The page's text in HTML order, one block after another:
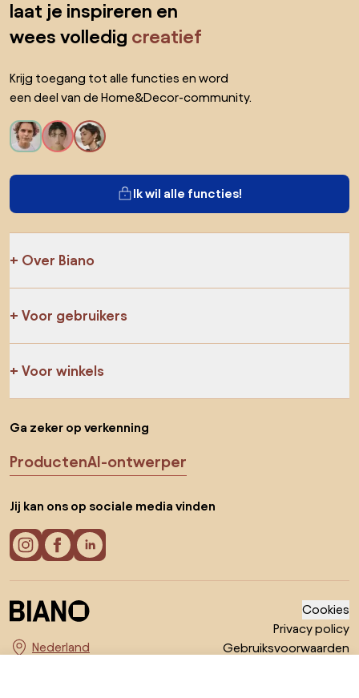
laat je inspireren en
wees volledig creatief
Krijg toegang tot alle functies en word
een deel van de Home&Decor-community.
Ik wil alle functies!
Over Biano
Voor gebruikers
Voor winkels
Ga zeker op verkenning
ProductenAI-ontwerper
Jij kan ons op sociale media vinden
Kies land
Cookies
Privacy policy
Gebruiksvoorwaarden